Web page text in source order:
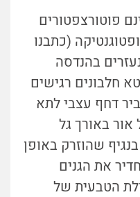
פוטורצפטורים
(כתבנו
זו נעזרים בהנדסה
חלבונים רגישים
דחף עצבי לתא
באורך גל
שהוזרק באופן
את הגנים
הטבעית של